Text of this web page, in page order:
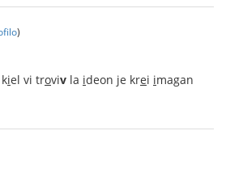
)
iel vi troviv la ideon je krei imagan